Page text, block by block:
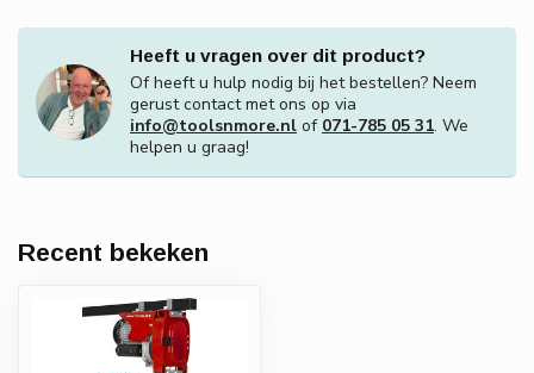
Heeft u vragen over dit product?
Of heeft u hulp nodig bij het bestellen? Neem
gerust contact met ons op via
info@toolsnmore.nl of 071-785 05 31. We
helpen u graag!
Recent bekeken